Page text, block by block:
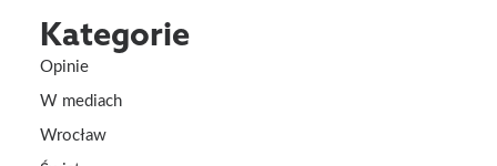
Kategorie
Opinie
W mediach
Wrocław